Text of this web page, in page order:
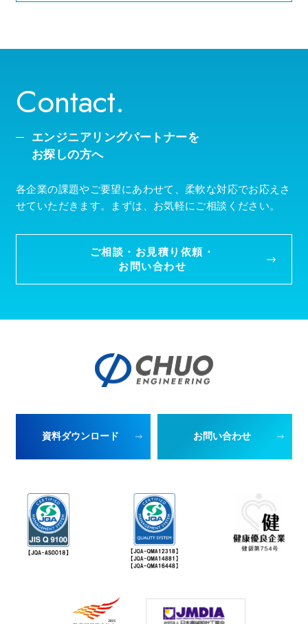
Contact.
エンジニアリングパートナーを
お探しの方へ
各企業の課題やご要望にあわせて、柔軟な対応でお応えさ
せていただきます。まずは、お気軽にご相談ください。
ご相談・お見積り依頼・
お問い合わせ
資料ダウンロード お問い合わせ